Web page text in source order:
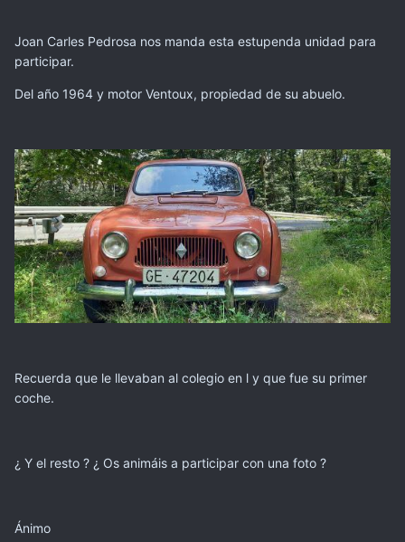
Joan Carles Pedrosa nos manda esta estupenda unidad para
participar.
Del año 1964 y motor Ventoux, propiedad de su abuelo.
Recuerda que le llevaban al colegio en l y que fue su primer
coche.
¿ Y el resto ? ¿ Os animáis a participar con una foto ?
Ánimo